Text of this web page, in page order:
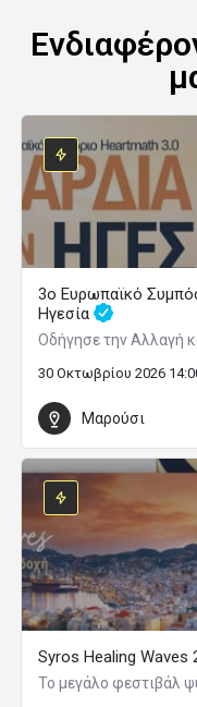
3ο Ευρωπαϊκό
Ηγεσία
Οδήγησε την Αλλαγή
30 Οκτωβρίου 2026
Μαρούσι
Syros Healing Waves
Το μεγάλο φεστιβάλ